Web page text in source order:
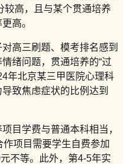
较高，且与某个贯通培养
高。
高三刷题、模考排名感到
绪问题，贯通培养的“过
年北京某三甲医院心理科
致焦虑症状的比例达到
目学费与普通本科相当，
项目需要学生自费参加
不等。此外，第4-5年实